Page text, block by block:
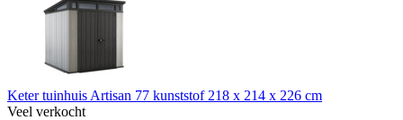
Keter tuinhuis Artisan 77 kunststof 218 x 214 x 226 cm
Veel verkocht